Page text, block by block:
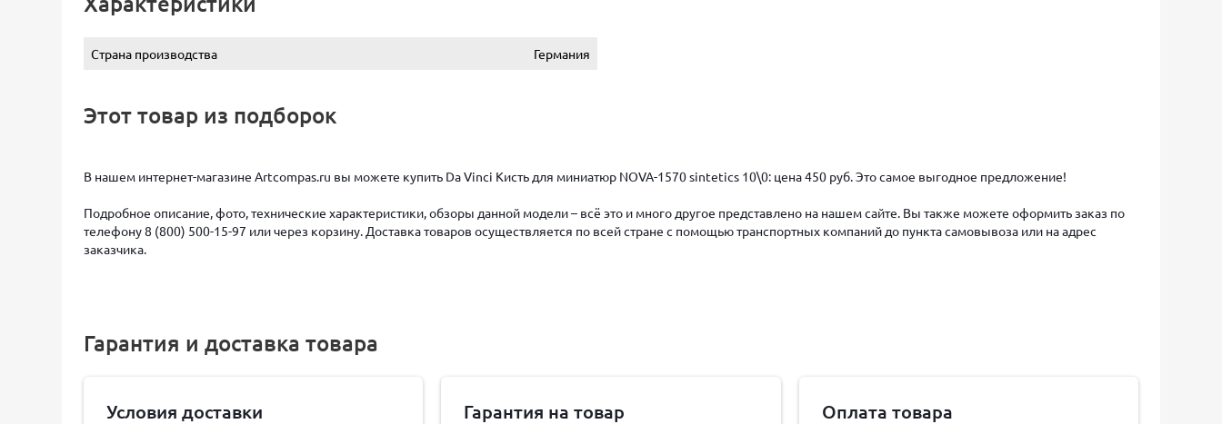
Страна производства Германия
Этот товар из подборок
В нашем интернет-магазине Artcompas.ru вы можете купить Da Vinci Кисть для миниатюр NOVA-1570 sintetics 10\0: цена 450 руб. Это самое выгодное предложение!
Подробное описание, фото, технические характеристики, обзоры данной модели – всё это и много другое представлено на нашем сайте. Вы также можете оформить заказ по
телефону 8 (800) 500-15-97 или через корзину. Доставка товаров осуществляется по всей стране с помощью транспортных компаний до пункта самовывоза или на адрес
заказчика.
Гарантия и доставка товара
Условия доставки Гарантия на товар Оплата товара